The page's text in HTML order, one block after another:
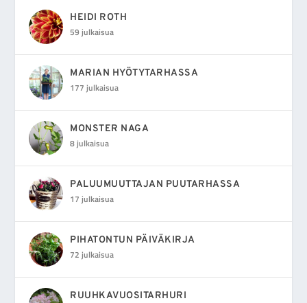
HEIDI ROTH
59 julkaisua
MARIAN HYÖTYTARHASSA
177 julkaisua
MONSTER NAGA
8 julkaisua
PALUUMUUTTAJAN PUUTARHASSA
17 julkaisua
PIHATONTUN PÄIVÄKIRJA
72 julkaisua
RUUHKAVUOSITARHURI